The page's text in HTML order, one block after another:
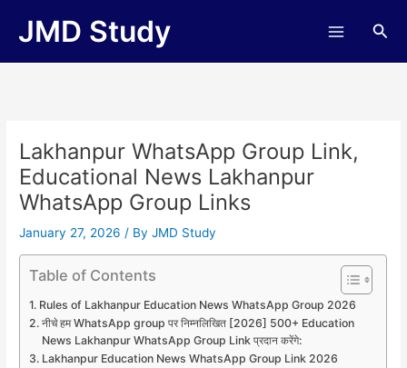
JMD Study
Lakhanpur WhatsApp Group Link,
Educational News Lakhanpur
WhatsApp Group Links
January 27, 2026/ ByJMD Study
Table of Contents
Rules of Lakhanpur Education News WhatsApp Group 2026
नीचे हम WhatsApp group पर निम्नलिखित [2026] 500+ Education
News Lakhanpur WhatsApp Group Link प्रदान करेंगे:
Lakhanpur Education News WhatsApp Group Link 2026